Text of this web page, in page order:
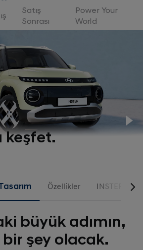
Satış
Sonrası
Power Your
World
keşfet.
Özellikler INSTER
büyük adımın,
şey olacak.